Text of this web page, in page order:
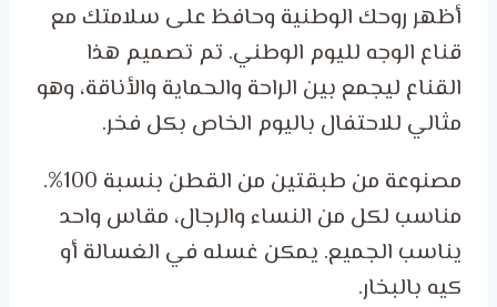
أظهر روحك الوطنية وحافظ على سلامتك مع
قناع الوجه لليوم الوطني. تم تصميم هذا
القناع ليجمع بين الراحة والحماية والأناقة، وهو
مثالي للاحتفال باليوم الخاص بكل فخر.
مصنوعة من طبقتين من القطن بنسبة 100%.
مناسب لكل من النساء والرجال، مقاس واحد
يناسب الجميع. يمكن غسله في الغسالة أو
كيه بالبخار.